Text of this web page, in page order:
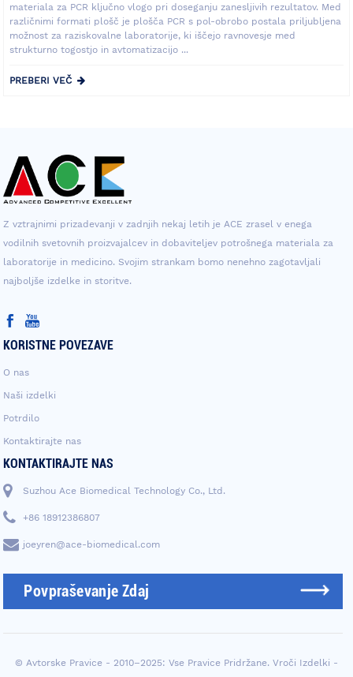
materiala za PCR ključno vlogo pri doseganju zanesljivih rezultatov. Med
različnimi formati plošč je plošča PCR s pol-obrobo postala priljubljena
možnost za raziskovalne laboratorije, ki iščejo ravnovesje med
strukturno togostjo in avtomatizacijo ...
PREBERI VEČ
Z vztrajnimi prizadevanji v zadnjih nekaj letih je ACE zrasel v enega
vodilnih svetovnih proizvajalcev in dobaviteljev potrošnega materiala za
laboratorije in medicino. Svojim strankam bomo nenehno zagotavljali
najboljše izdelke in storitve.
KORISTNE POVEZAVE
O nas
Naši izdelki
Potrdilo
Kontaktirajte nas
KONTAKTIRAJTE NAS
Suzhou Ace Biomedical Technology Co., Ltd.
+86 18912386807
joeyren@ace-biomedical.com
Povpraševanje Zdaj
© Avtorske Pravice - 2010–2025: Vse Pravice Pridržane. Vroči Izdelki -